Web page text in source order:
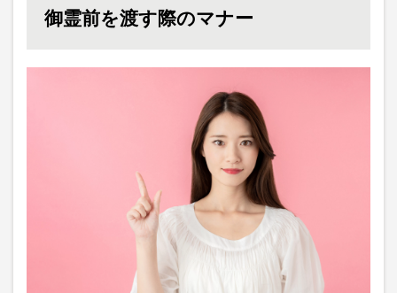
御霊前を渡す際のマナー